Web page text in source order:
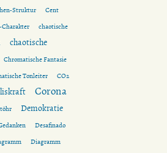
Struktur Cent
Charakter
chaotische
chaotische
Chromatische Fantasie
Tonleiter
CO2
Corona
Demokratie
Desafinado
Diagramm